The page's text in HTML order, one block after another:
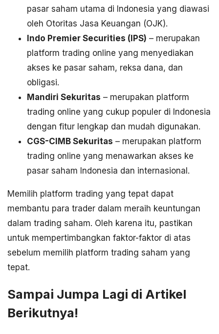
pasar saham utama di Indonesia yang diawasi
oleh Otoritas Jasa Keuangan (OJK).
Indo Premier Securities (IPS) – merupakan
platform trading online yang menyediakan
akses ke pasar saham, reksa dana, dan
obligasi.
Mandiri Sekuritas – merupakan platform
trading online yang cukup populer di Indonesia
dengan fitur lengkap dan mudah digunakan.
CGS-CIMB Sekuritas – merupakan platform
trading online yang menawarkan akses ke
pasar saham Indonesia dan internasional.
Memilih platform trading yang tepat dapat
membantu para trader dalam meraih keuntungan
dalam trading saham. Oleh karena itu, pastikan
untuk mempertimbangkan faktor-faktor di atas
sebelum memilih platform trading saham yang
tepat.
Sampai Jumpa Lagi di Artikel
Berikutnya!